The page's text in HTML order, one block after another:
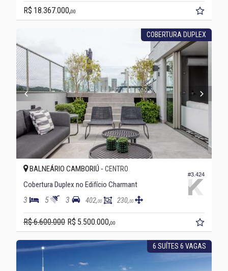
R$ 18.367.000,00
COBERTURA DUPLEX
#3.424
BALNEÁRIO CAMBORIÚ - CENTRO
Cobertura Duplex no Edifício Charmant
3 5 3 402,00 230,00
R$ 6.600.000 R$ 5.500.000,00
6 SUÍTES 6 VAGAS